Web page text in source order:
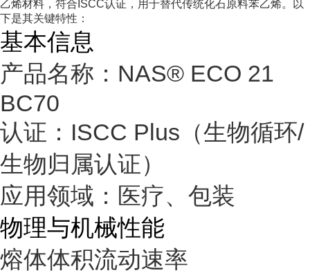
乙烯材料，符合 ISCC认证 ，用于替代传统化石原料苯乙烯。以
下是其关键特性：
基本信息
产品名称：NAS® ECO 21
BC70
认证：ISCC Plus（生物循环/
生物归属认证）
应用领域：医疗、包装
物理与机械性能
熔体体积流动速率